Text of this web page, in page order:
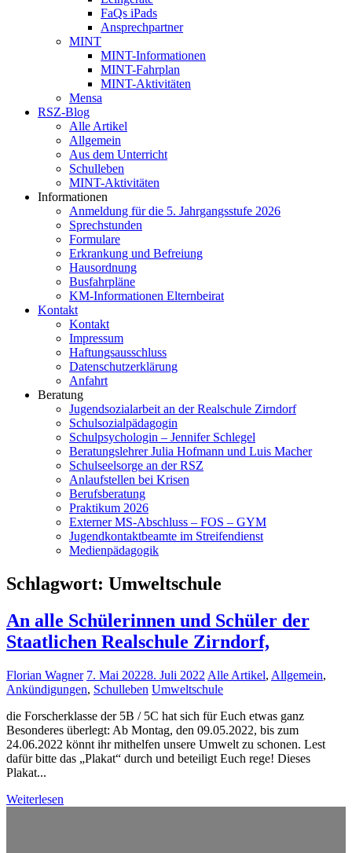
FaQs iPads
Ansprechpartner
MINT
MINT-Informationen
MINT-Fahrplan
MINT-Aktivitäten
Mensa
RSZ-Blog
Alle Artikel
Allgemein
Aus dem Unterricht
Schulleben
MINT-Aktivitäten
Informationen
Anmeldung für die 5. Jahrgangsstufe 2026
Sprechstunden
Formulare
Erkrankung und Befreiung
Hausordnung
Busfahrpläne
KM-Informationen Elternbeirat
Kontakt
Kontakt
Impressum
Haftungsausschluss
Datenschutzerklärung
Anfahrt
Beratung
Jugendsozialarbeit an der Realschule Zirndorf
Schulsozialpädagogin
Schulpsychologin – Jennifer Schlegel
Beratungslehrer Julia Hofmann und Luis Macher
Schulseelsorge an der RSZ
Anlaufstellen bei Krisen
Berufsberatung
Praktikum 2026
Externer MS-Abschluss – FOS – GYM
Jugendkontaktbeamte im Streifendienst
Medienpädagogik
Schlagwort: Umweltschule
An alle Schülerinnen und Schüler der
Staatlichen Realschule Zirndorf,
Florian Wagner 7. Mai 20228. Juli 2022 Alle Artikel, Allgemein,
Ankündigungen, Schulleben Umweltschule
die Forscherklasse der 5B / 5C hat sich für Euch etwas ganz
Besonderes überlegt: Ab Montag, den 09.05.2022, bis zum
24.06.2022 könnt ihr mithelfen unsere Umwelt zu schonen. Lest
dafür bitte das „Plakat“ durch und beteiligt Euch rege! Dieses
Plakat...
Weiterlesen